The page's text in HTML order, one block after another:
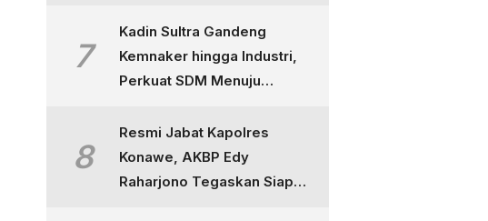
7
Kadin Sultra Gandeng
Kemnaker hingga Industri,
Perkuat SDM Menuju
8
Resmi Jabat Kapolres
Konawe, AKBP Edy
Raharjono Tegaskan Siap